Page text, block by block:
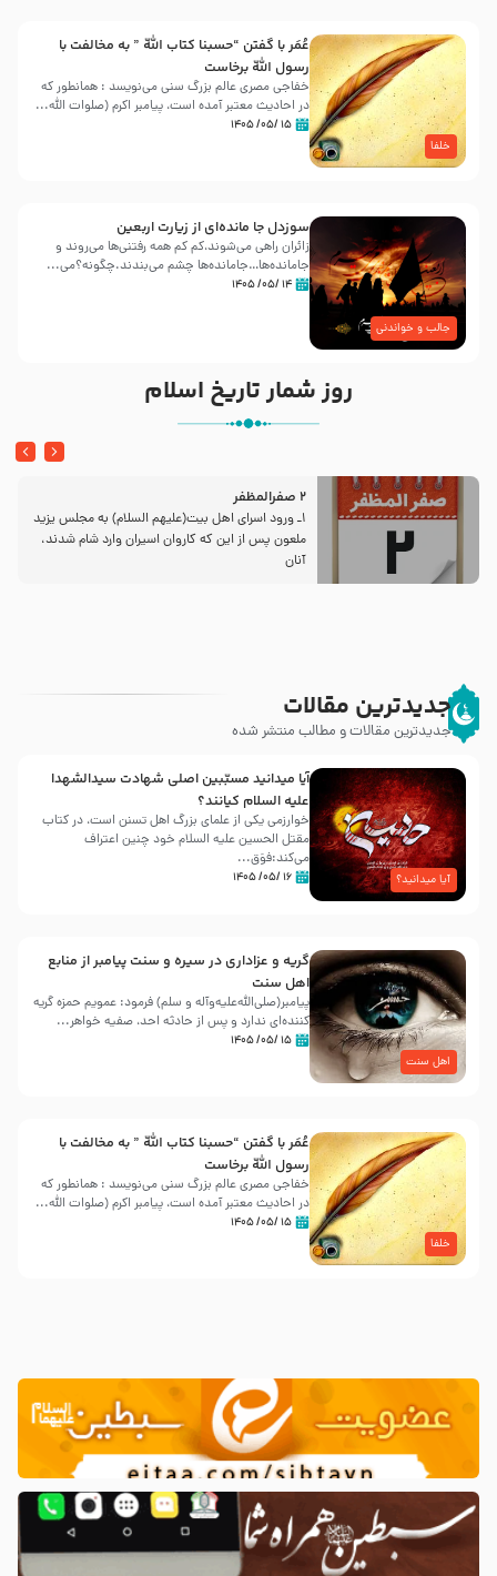
خلفا
عُمَر با گفتن “حسبنا كتاب اللّه ” به مخالفت با
رسول اللّه برخاست
خفاجی مصری عالم بزرگ سنی می‌نویسد : همانطور که
در احادیث معتبر آمده است، پیامبر اکرم (صلوات اللّه...
۱۵ /۰۵/ ۱۴۰۵
جالب و خواندنی
سوزدل جا مانده‌ای از زیارت اربعین
زائران راهی می‌شوند،کم‌ کم همه رفتنی‌ها می‌روند و
جامانده‌ها…جامانده‌ها چشم می‌بندند.چگونه؟می‌...
۱۴ /۰۵/ ۱۴۰۵
روز شمار تاریخ اسلام
2 صفرالمظفر
1ـ ورود اسراى اهل بیت‌(علیهم السلام) به مجلس یزید
ملعون پس از این كه كاروان اسیران وارد شام شدند،
آنان
جدیدترین مقالات
جدیدترین مقالات و مطالب منتشر شده
آیا میدانید؟
آیا میدانید مسبّبین اصلی شهادت سیدالشهدا
علیه ‌السلام کیانند؟
خوارزمی یکی از علمای بزرگ اهل تسنن است، در کتاب
مقتل الحسین علیه ‌السلام خود چنین اعتراف
می‌کند:فوَق...
۱۶ /۰۵/ ۱۴۰۵
اهل سنت
گریه و عزاداری در سیره و سنت پیامبر از منابع
اهل سنت
پیامبر(صلی‌الله‌علیه‌وآله و سلم) فرمود: عمویم حمزه گریه
کننده‌ای ندارد و پس از حادثه احد، صفیه خواهر...
۱۵ /۰۵/ ۱۴۰۵
خلفا
عُمَر با گفتن “حسبنا كتاب اللّه ” به مخالفت با
رسول اللّه برخاست
خفاجی مصری عالم بزرگ سنی می‌نویسد : همانطور که
در احادیث معتبر آمده است، پیامبر اکرم (صلوات اللّه...
۱۵ /۰۵/ ۱۴۰۵